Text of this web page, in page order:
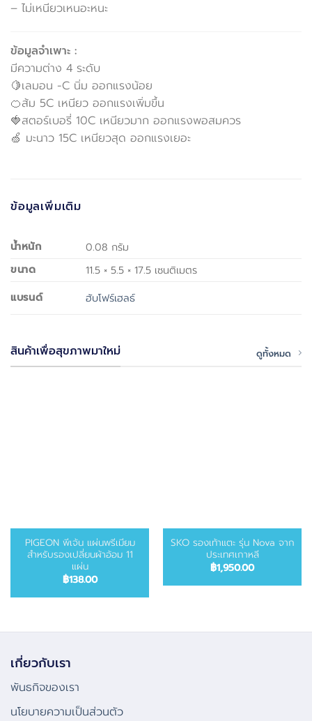
– ไม่เหนียวเหนอะหนะ
ข้อมูลจำเพาะ :
มีความต่าง 4 ระดับ
🍋เลมอน -C นิ่ม ออกแรงน้อย
🍊ส้ม 5C เหนียว ออกแรงเพิ่มขึ้น
🍓สตอร์เบอรี่ 10C เหนียวมาก ออกแรงพอสมควร
🍏 มะนาว 15C เหนียวสุด ออกแรงเยอะ
ข้อมูลเพิ่มเติม
น้ำหนัก
0.08 กรัม
ขนาด
11.5 × 5.5 × 17.5 เซนติเมตร
แบรนด์
ฮับโฟร์เฮลธ์
สินค้าเพื่อสุขภาพมาใหม่ ดูทั้งหมด
PIGEON พีเจ้น แผ่นพรีเมียม
สำหรับรองเปลี่ยนผ้าอ้อม 11
แผ่น
฿138.00
SKO รองเท้าแตะ รุ่น Nova จาก
ประเทศเกาหลี
฿1,950.00
เกี่ยวกับเรา
พันธกิจของเรา
นโยบายความเป็นส่วนตัว